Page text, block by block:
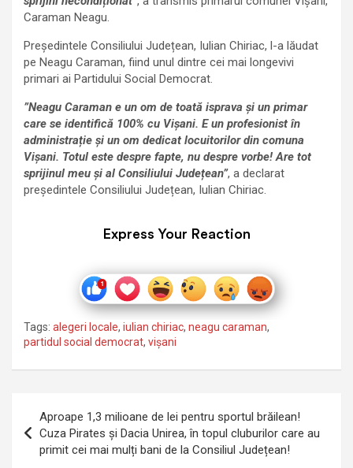
Caraman Neagu.
Președintele Consiliului Județean, Iulian Chiriac, l-a lăudat
pe Neagu Caraman, fiind unul dintre cei mai longevivi
primari ai Partidului Social Democrat.
”Neagu Caraman e un om de toată isprava și un primar
care se identifică 100% cu Vișani. E un profesionist în
administrație și un om dedicat locuitorilor din comuna
Vișani. Totul este despre fapte, nu despre vorbe! Are tot
sprijinul meu și al Consiliului Județean”, a declarat
președintele Consiliului Județean, Iulian Chiriac.
Express Your Reaction
Tags: alegeri locale, iulian chiriac, neagu caraman,
partidul social democrat, vișani
în
articole
Aproape 1,3 milioane de lei pentru sportul brăilean!
Cuza Pirates și Dacia Unirea, în topul cluburilor care au
primit cei mai mulți bani de la Consiliul Județean!